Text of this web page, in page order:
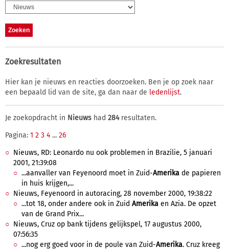
Zoekresultaten
Hier kan je nieuws en reacties doorzoeken. Ben je op zoek naar
een bepaald lid van de site, ga dan naar de ledenlijst.
Je zoekopdracht in Nieuws had 284resultaten.
Pagina: 1 2 3 4 ... 26
Nieuws, RD: Leonardo nu ook problemen in Brazilie, 5 januari
2001, 21:39:08
...aanvaller van Feyenoord moet in Zuid-Amerika de papieren
in huis krijgen,...
Nieuws, Feyenoord in autoracing, 28 november 2000, 19:38:22
...tot 18, onder andere ook in Zuid Amerika en Azia. De opzet
van de Grand Prix...
Nieuws, Cruz op bank tijdens gelijkspel, 17 augustus 2000,
07:56:35
...nog erg goed voor in de poule van Zuid-Amerika. Cruz kreeg